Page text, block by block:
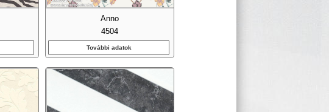
Anno
4504
További adatok